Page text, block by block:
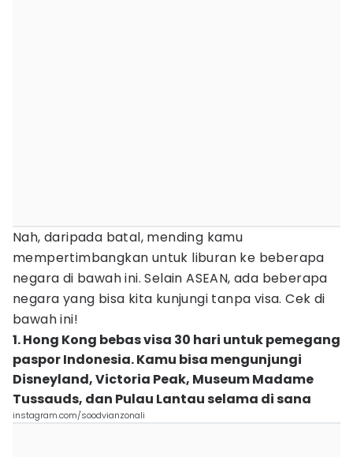
Nah, daripada batal, mending kamu
mempertimbangkan untuk liburan ke beberapa
negara di bawah ini. Selain ASEAN, ada beberapa
negara yang bisa kita kunjungi tanpa visa. Cek di
bawah ini!
1. Hong Kong bebas visa 30 hari untuk pemegang
paspor Indonesia. Kamu bisa mengunjungi
Disneyland, Victoria Peak, Museum Madame
Tussauds, dan Pulau Lantau selama di sana
instagram.com/soodvianzonali